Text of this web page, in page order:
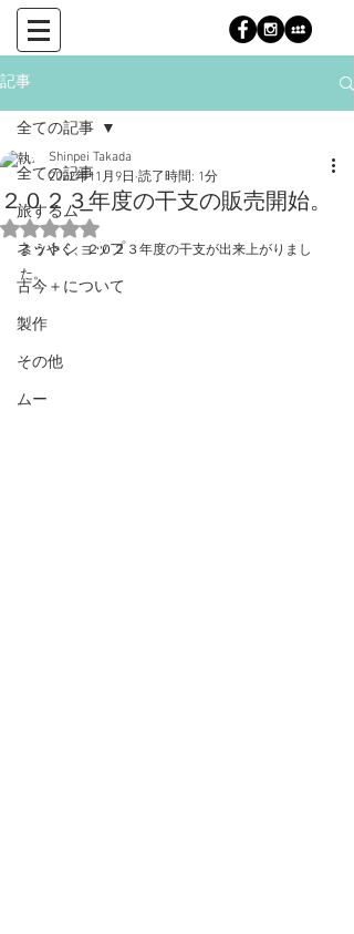
記事
全ての記事
旅するムー
ネットショップ
古今＋について
製作
その他
ムー
全ての記事
２０２３年度の干支の販売開始。
Shinpei Takada
2022年11月9日 読了時間: 1分
5つ星のうちNaNと評価されています。
ようやく、２０２３年度の干支が出来上がりまし
た。